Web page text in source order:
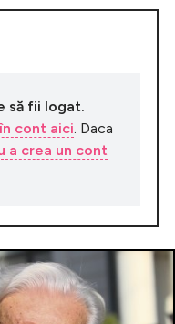
să fii logat.
cont aici . Daca
a crea un cont